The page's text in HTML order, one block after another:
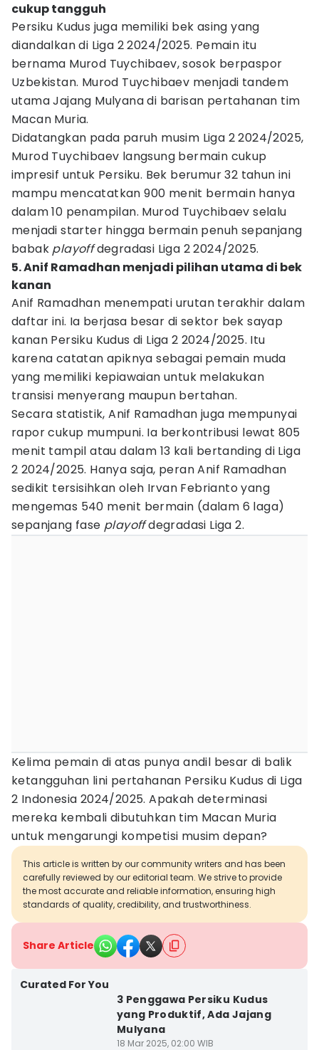
cukup tangguh
Persiku Kudus juga memiliki bek asing yang
diandalkan di Liga 2 2024/2025. Pemain itu
bernama Murod Tuychibaev, sosok berpaspor
Uzbekistan. Murod Tuychibaev menjadi tandem
utama Jajang Mulyana di barisan pertahanan tim
Macan Muria.
Didatangkan pada paruh musim Liga 2 2024/2025,
Murod Tuychibaev langsung bermain cukup
impresif untuk Persiku. Bek berumur 32 tahun ini
mampu mencatatkan 900 menit bermain hanya
dalam 10 penampilan. Murod Tuychibaev selalu
menjadi starter hingga bermain penuh sepanjang
babak playoffdegradasi Liga 2 2024/2025.
5. Anif Ramadhan menjadi pilihan utama di bek
kanan
Anif Ramadhan menempati urutan terakhir dalam
daftar ini. Ia berjasa besar di sektor bek sayap
kanan Persiku Kudus di Liga 2 2024/2025. Itu
karena catatan apiknya sebagai pemain muda
yang memiliki kepiawaian untuk melakukan
transisi menyerang maupun bertahan.
Secara statistik, Anif Ramadhan juga mempunyai
rapor cukup mumpuni. Ia berkontribusi lewat 805
menit tampil atau dalam 13 kali bertanding di Liga
2 2024/2025. Hanya saja, peran Anif Ramadhan
sedikit tersisihkan oleh Irvan Febrianto yang
mengemas 540 menit bermain (dalam 6 laga)
sepanjang fase playoffdegradasi Liga 2.
Kelima pemain di atas punya andil besar di balik
ketangguhan lini pertahanan Persiku Kudus di Liga
2 Indonesia 2024/2025. Apakah determinasi
mereka kembali dibutuhkan tim Macan Muria
untuk mengarungi kompetisi musim depan?
This article is written by our community writers and has been
carefully reviewed by our editorial team. We strive to provide
the most accurate and reliable information, ensuring high
standards of quality, credibility, and trustworthiness.
Share Article
Curated For You
3 Penggawa Persiku Kudus
yang Produktif, Ada Jajang
Mulyana
18 Mar 2025, 02:00 WIB